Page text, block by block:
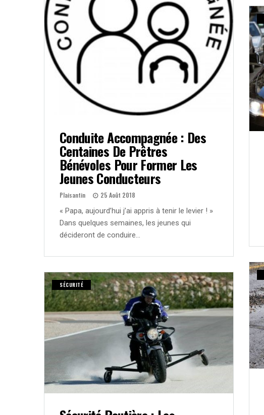
Conduite Accompagnée : Des
Centaines De Prêtres
Bénévoles Pour Former Les
Jeunes Conducteurs
Plaisantin 25 Août 2018
« Papa, aujourd’hui j’ai appris à tenir le levier ! »
Dans quelques semaines, les jeunes qui
décideront de conduire…
SÉCURITÉ